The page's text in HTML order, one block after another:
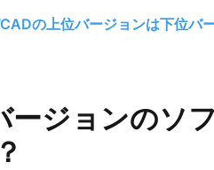
の上位バージョンは下位バ
ジョンのソ